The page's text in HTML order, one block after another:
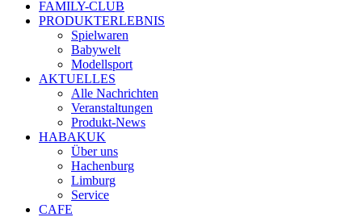
FAMILY-CLUB
PRODUKTERLEBNIS
Spielwaren
Babywelt
Modellsport
AKTUELLES
Alle Nachrichten
Veranstaltungen
Produkt-News
HABAKUK
Über uns
Hachenburg
Limburg
Service
CAFE